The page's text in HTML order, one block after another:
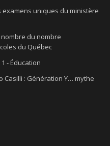
examens uniques du ministère
du nombre
du Québec
- Éducation
Casilli : Génération Y… mythe